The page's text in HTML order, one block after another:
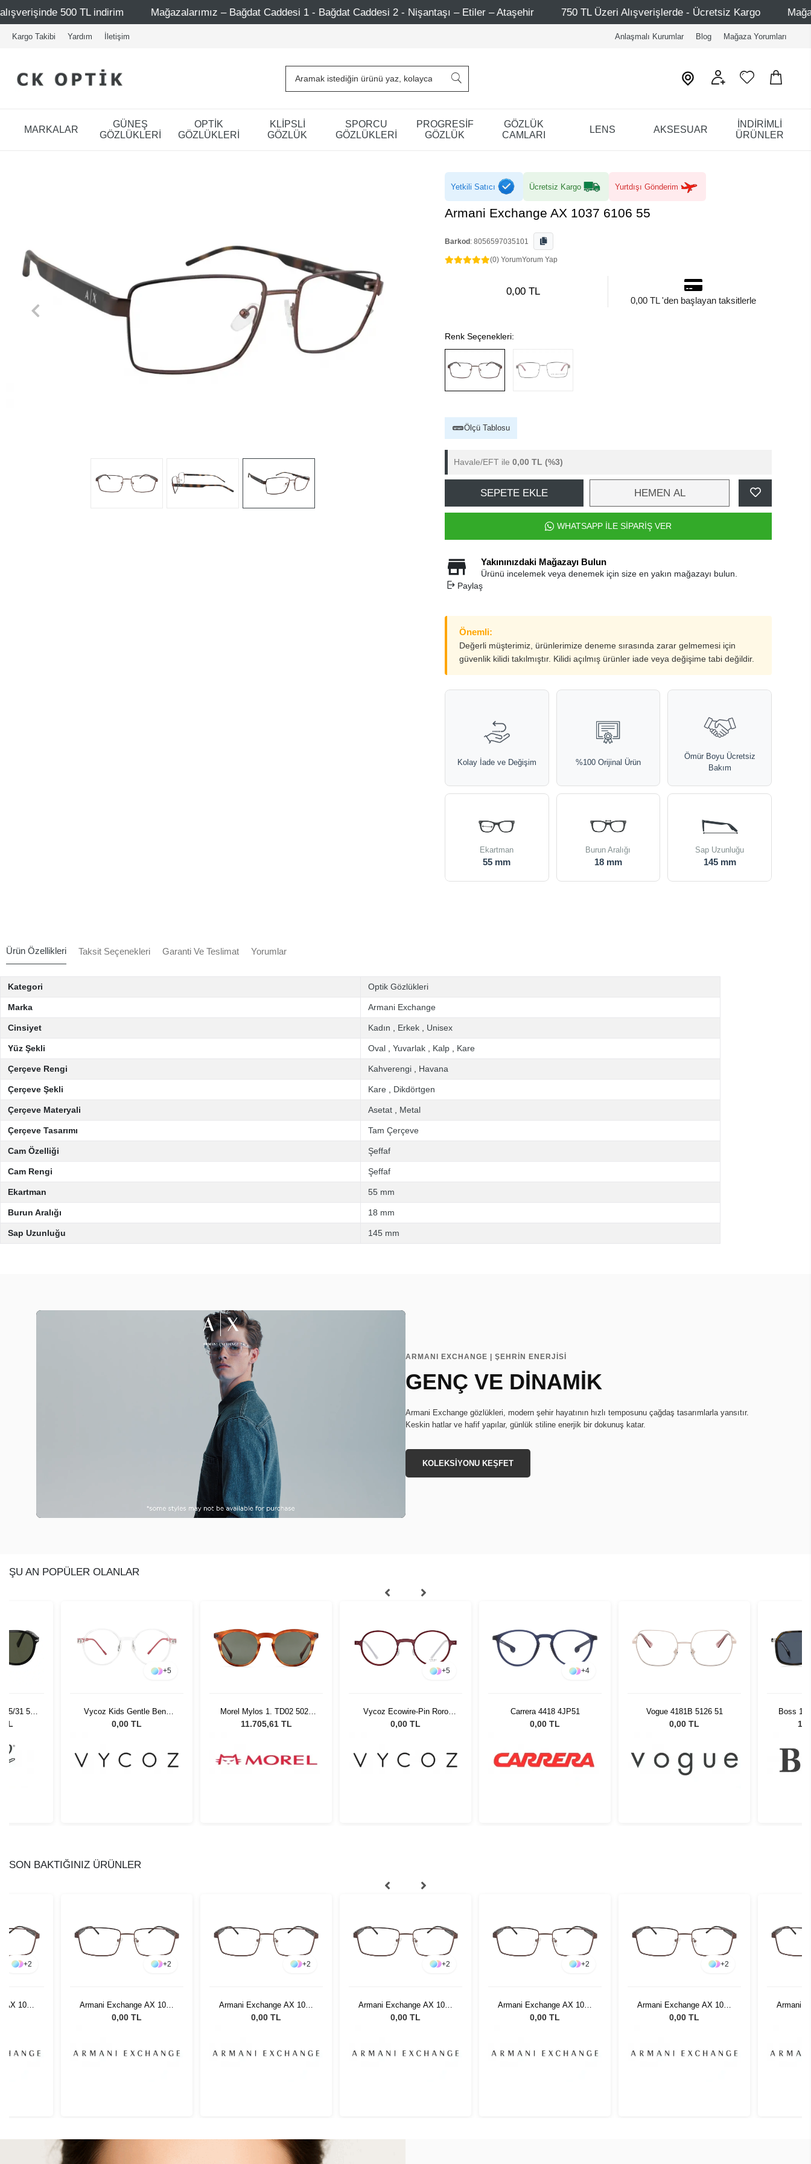
indirim Mağazalarımız – Bağdat Caddesi 1 - Bağdat Caddesi 2 - Nişantaşı – Etiler – Ataşehir 750 TL Üzeri Alışverişlerde - Ücretsiz Kargo Mağazalarımız –
Kargo Takibi Yardım İletişim Anlaşmalı Kurumlar Blog Mağaza Yorumları
MARKALAR
GÜNEŞ
GÖZLÜKLERİ
OPTİK
GÖZLÜKLERİ
KLİPSLİ
GÖZLÜK
SPORCU
GÖZLÜKLERİ
PROGRESİF
GÖZLÜK
GÖZLÜK
CAMLARI
LENS AKSESUAR
İNDİRİMLİ
ÜRÜNLER
Yetkili Satıcı Ücretsiz Kargo Yurtdışı Gönderim
Armani Exchange AX 1037 6106 55
Barkod : 8056597035101
(0) YorumYorum Yap
0,00 TL
0,00 TL 'den başlayan taksitlerle
Renk Seçenekleri:
Ölçü Tablosu
Havale/EFT ile 0,00 TL (%3)
SEPETE EKLE HEMEN AL
WHATSAPP İLE SİPARİŞ VER
Yakınınızdaki Mağazayı Bulun
Ürünü incelemek veya denemek için size en yakın mağazayı bulun.
Paylaş
Önemli:
Değerli müşterimiz, ürünlerimize deneme sırasında zarar gelmemesi için
güvenlik kilidi takılmıştır. Kilidi açılmış ürünler iade veya değişime tabi değildir.
Kolay İade ve Değişim %100 Orijinal Ürün
Ömür Boyu Ücretsiz
Bakım
Ekartman
55 mm
Burun Aralığı
18 mm
Sap Uzunluğu
145 mm
Ürün Özellikleri Taksit Seçenekleri Garanti Ve Teslimat Yorumlar
Kategori Optik Gözlükleri
Marka Armani Exchange
Cinsiyet Kadın Erkek Unisex
Yüz Şekli Oval Yuvarlak Kalp Kare
Çerçeve Rengi Kahverengi Havana
Çerçeve Şekli Kare Dikdörtgen
Çerçeve Materyali Asetat Metal
Çerçeve Tasarımı Tam Çerçeve
Cam Özelliği Şeffaf
Cam Rengi Şeffaf
Ekartman 55 mm
Burun Aralığı 18 mm
Sap Uzunluğu 145 mm
ARMANI EXCHANGE | ŞEHRİN ENERJİSİ
GENÇ VE DİNAMİK
Armani Exchange gözlükleri, modern şehir hayatının hızlı temposunu çağdaş tasarımlarla yansıtır.
Keskin hatlar ve hafif yapılar, günlük stiline enerjik bir dokunuş katar.
KOLEKSİYONU KEŞFET
ŞU AN POPÜLER OLANLAR
95/31 55
TL
+5
Vycoz Kids Gentle Benn
CRT 46-17 135
0,00 TL
Morel Mylos 1. TD02 5021
Unisex Güneş Gözlüğü
11.705,61 TL
+5
Vycoz Ecowire-Pin Roro
RED 46-22 51526
0,00 TL
+4
Carrera 4418 4JP51
0,00 TL
Vogue 4181B 5126 51
0,00 TL
Boss
SON BAKTIĞINIZ ÜRÜNLER
+2
1037
+2
Armani Exchange AX 1037
6106 55
0,00 TL
+2
Armani Exchange AX 1037
6106 55
0,00 TL
+2
Armani Exchange AX 1037
6106 55
0,00 TL
+2
Armani Exchange AX 1037
6106 55
0,00 TL
+2
Armani Exchange AX 1037
6106 55
0,00 TL
Armani